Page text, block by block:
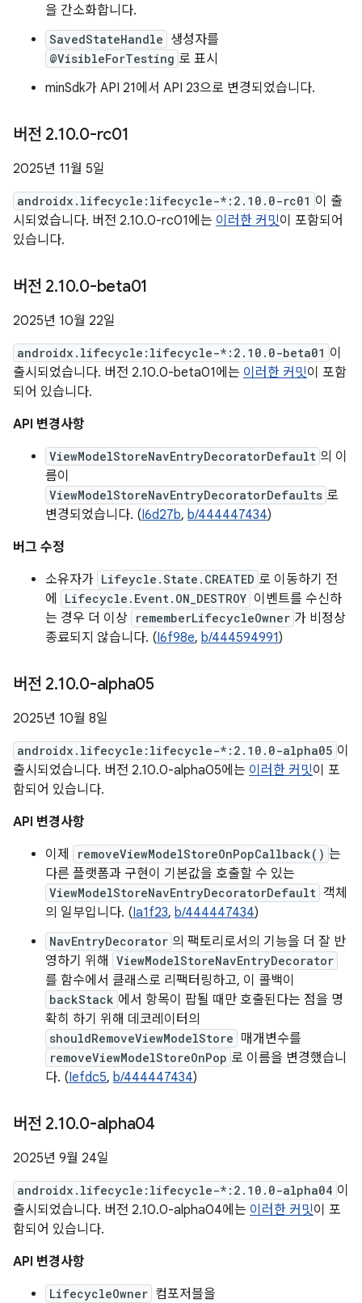
을 간소화합니다.
SavedStateHandle 생성자를
@VisibleForTesting 로 표시
minSdk가 API 21에서 API 23으로 변경되었습니다.
버전 2.10.0-rc01
2025년 11월 5일
androidx.lifecycle:lifecycle-*:2.10.0-rc01 이 출
시되었습니다. 버전 2.10.0-rc01에는 이러한 커밋이 포함되어
있습니다.
버전 2.10.0-beta01
2025년 10월 22일
androidx.lifecycle:lifecycle-*:2.10.0-beta01 이
출시되었습니다. 버전 2.10.0-beta01에는 이러한 커밋이 포함
되어 있습니다.
API 변경사항
ViewModelStoreNavEntryDecoratorDefault 의 이
름이
ViewModelStoreNavEntryDecoratorDefaults 로
변경되었습니다. (I6d27b, b/444447434)
버그 수정
소유자가 Lifeycle.State.CREATED 로 이동하기 전
에
Lifecycle.Event.ON_DESTROY 이벤트를 수신하
는 경우 더 이상 rememberLifecycleOwner 가 비정상
종료되지 않습니다. (I6f98e, b/444594991)
버전 2.10.0-alpha05
2025년 10월 8일
androidx.lifecycle:lifecycle-*:2.10.0-alpha05 이
출시되었습니다. 버전 2.10.0-alpha05에는 이러한 커밋이 포
함되어 있습니다.
API 변경사항
이제
removeViewModelStoreOnPopCallback() 는
다른 플랫폼과 구현이 기본값을 호출할 수 있는
ViewModelStoreNavEntryDecoratorDefault 객체
의 일부입니다. (Ia1f23, b/444447434)
NavEntryDecorator 의 팩토리로서의 기능을 더 잘 반
영하기 위해
ViewModelStoreNavEntryDecorator
를 함수에서 클래스로 리팩터링하고, 이 콜백이
backStack 에서 항목이 팝될 때만 호출된다는 점을 명
확히 하기 위해 데코레이터의
shouldRemoveViewModelStore 매개변수를
removeViewModelStoreOnPop 로 이름을 변경했습니
다. (Iefdc5, b/444447434)
버전 2.10.0-alpha04
2025년 9월 24일
androidx.lifecycle:lifecycle-*:2.10.0-alpha04 이
출시되었습니다. 버전 2.10.0-alpha04에는 이러한 커밋이 포
함되어 있습니다.
API 변경사항
LifecycleOwner 컴포저블을